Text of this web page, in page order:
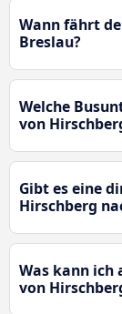
Wann fährt
Breslau?
Welche
von
Gibt es eine
Hirschberg
Was kann ich
von